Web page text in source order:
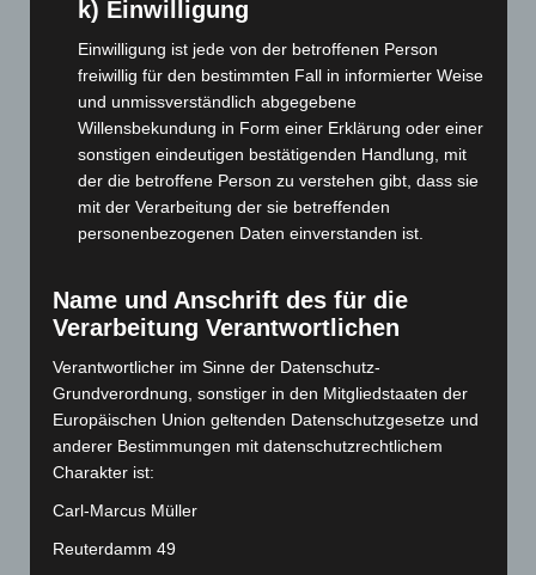
September 2025
(93)
August 2025 (90)
Juli 2025 (90)
Juni 2025(103)
Mai 2025
(112)
April 2025(88)
März 2025(111)
Januar 2025(88)
November 2024(94)
Oktober 2024(93)
September 2024(112)
k) Einwilligung
Einwilligung ist jede von der betroffenen Person
freiwillig für den bestimmten Fall in informierter Weise
und unmissverständlich abgegebene
Willensbekundung in Form einer Erklärung oder einer
sonstigen eindeutigen bestätigenden Handlung, mit
der die betroffene Person zu verstehen gibt, dass sie
mit der Verarbeitung der sie betreffenden
personenbezogenen Daten einverstanden ist.
Name und Anschrift des für die
Verarbeitung Verantwortlichen
Verantwortlicher im Sinne der Datenschutz-
Grundverordnung, sonstiger in den Mitgliedstaaten der
Europäischen Union geltenden Datenschutzgesetze und
anderer Bestimmungen mit datenschutzrechtlichem
Charakter ist:
Carl-Marcus Müller
Reuterdamm 49